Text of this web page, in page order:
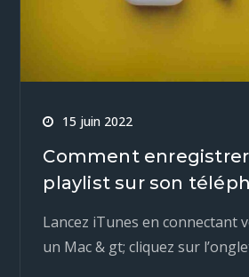
15 juin 2022
Comment
playlist sur son
Lancez iTunes en connectant
un Mac & gt; cliquez sur